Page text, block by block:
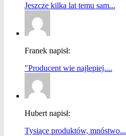
Jeszcze kilka lat temu sam...
Franek napisł:
"Producent wie najlepiej....
Hubert napisł:
Tysiące produktów, mnóstwo...